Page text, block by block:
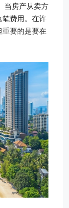
当房产从卖方
笔费用。在许
要的是要在